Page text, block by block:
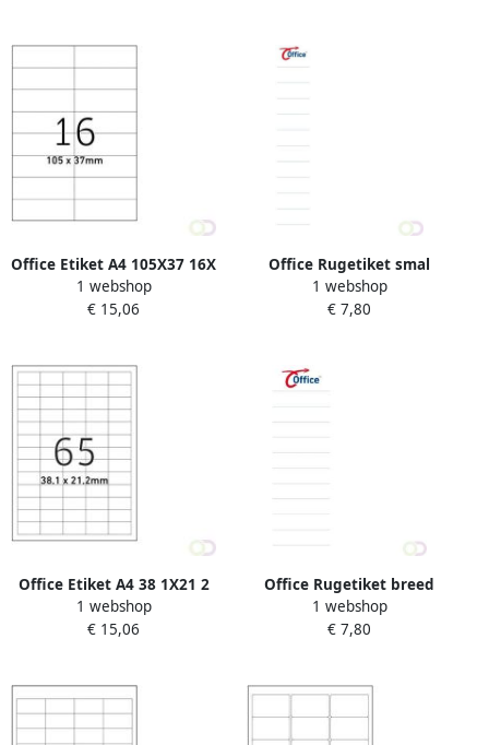
Office Etiket A4 105X37 16X
1 webshop
€ 15,06
Office Rugetiket smal
insteek wit 50pcs
1 webshop
€ 7,80
Office Etiket A4 38 1X21 2
65X
1 webshop
€ 15,06
Office Rugetiket breed
insteek wit 50pcs
1 webshop
€ 7,80